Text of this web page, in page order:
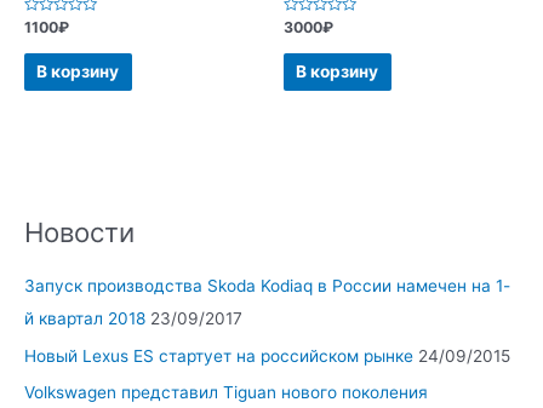
Новости
Запуск производства Skoda Kodiaq в России намечен на 1-
й квартал 2018 23/09/2017
Новый Lexus ES стартует на российском рынке 24/09/2015
Volkswagen представил Tiguan нового поколения
Оценка
0
из
1100₽
В корзину
Оценка
0
из
3000₽
В корзину